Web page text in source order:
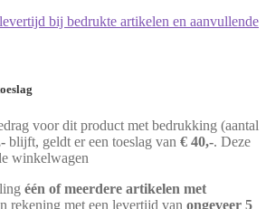
bij bedrukte artikelen en aanvullende
voor dit product met bedrukking (aantal
blijft, geldt er een toeslag van € 40,-. Deze
winkelwagen
één of meerdere artikelen met
rekening met een levertijd van ongeveer 5